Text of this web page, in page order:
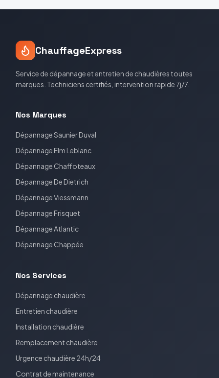
ChauffageExpress
Service de dépannage et entretien de chaudières toutes
marques. Techniciens certifiés, intervention rapide 7j/7.
Nos Marques
DépannageSaunier Duval
DépannageElm Leblanc
Dépannage Chaffoteaux
DépannageDe Dietrich
DépannageViessmann
DépannageFrisquet
DépannageAtlantic
Dépannage Chappée
Nos Services
Dépannage chaudière
Entretien chaudière
Installation chaudière
Remplacement chaudière
Urgence chaudière 24h/24
Contrat de maintenance